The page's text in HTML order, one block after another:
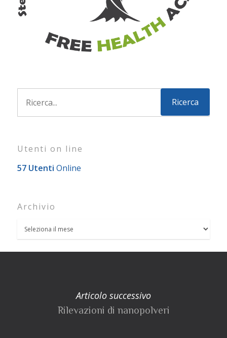
Utenti on line
57 Utenti Online
Archivio
Articolo successivo
Rilevazioni di nanopolveri